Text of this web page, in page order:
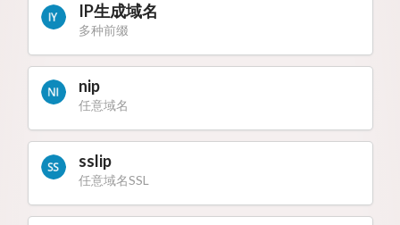
IP生成域名
多种前缀
nip
任意域名
sslip
任意域名SSL